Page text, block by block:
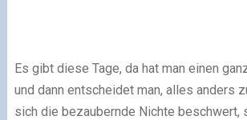
Es gibt diese Tage, da hat man einen
und dann entscheidet man, alles anders
sich die bezaubernde Nichte beschwert,